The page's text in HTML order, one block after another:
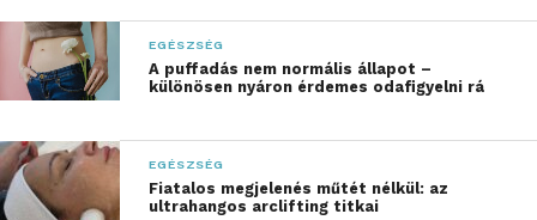
teljesítményelvárásokkal
teli életmód történelmi
EGÉSZSÉG
A puffadás nem normális állapot –
különösen nyáron érdemes odafigyelni rá
EGÉSZSÉG
Fiatalos megjelenés műtét nélkül: az
ultrahangos arclifting titkai